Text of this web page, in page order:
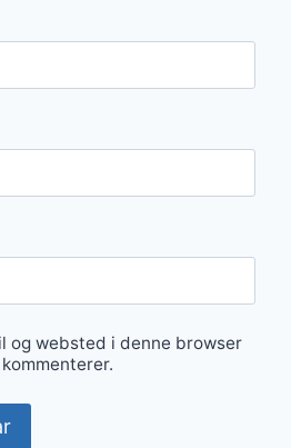
og websted i denne browser